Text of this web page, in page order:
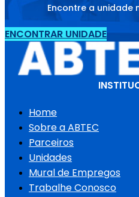
Encontre a unidade
ENCONTRAR UNIDADE
Home
Sobre a ABTEC
Parceiros
Unidades
Mural de Empregos
Trabalhe Conosco